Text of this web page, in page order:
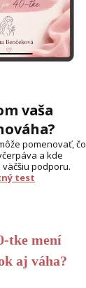
vaša
pomenovať, čo
a kde
podporu.
test
tke mení
aj váha?